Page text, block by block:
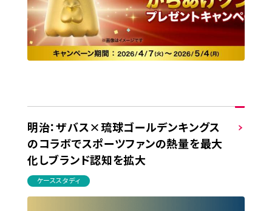
明治：ザバス×琉球ゴールデンキングス
のコラボでスポーツファンの熱量を最大
化しブランド認知を拡大
ケーススタディ